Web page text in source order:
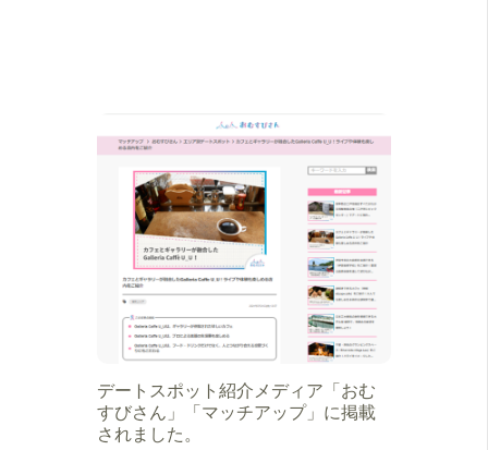
デートスポット紹介メディア「おむ
すびさん」「マッチアップ」に掲載
されました。